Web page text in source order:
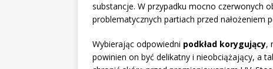
substancje. W przypadku mocno czerwonych
problematycznych partiach przed nałożeniem
Wybierając odpowiedni podkład korygujący,
powinien on być delikatny i nieobciążający, a